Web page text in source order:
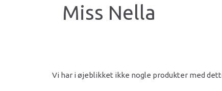
Miss Nella
Vi har i øjeblikket ikke nogle produkter med